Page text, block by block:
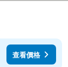
查看價格